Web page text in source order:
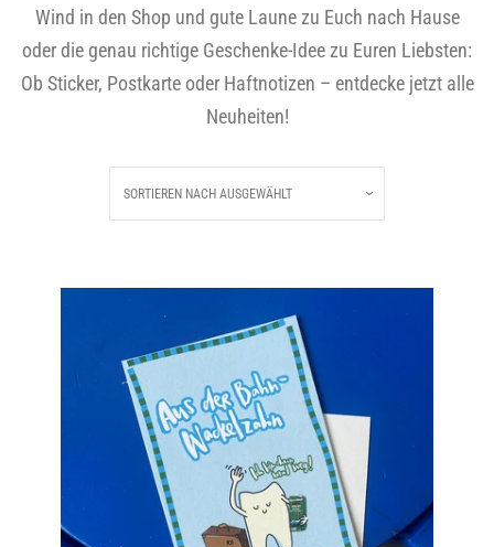
Workshops
Kontakt
Konto erstellen
Wind in den Shop und gute Laune zu Euch nach Hause
oder die genau richtige Geschenke-Idee zu Euren Liebsten:
Ob Sticker, Postkarte oder Haftnotizen – entdecke jetzt alle
Neuheiten!
SORTIEREN NACH AUSGEWÄHLT
'[name="checkout"], [name="goto_pp"], [name="goto_gc"]',
function() { if ($('#agree').is(':checked')) { $(this).submit(); }
else { alert("You must agree with the terms and conditions of